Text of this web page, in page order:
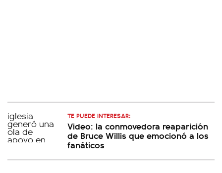
TE PUEDE INTERESAR:
Video: la conmovedora reaparición
de Bruce Willis que emocionó a los
fanáticos